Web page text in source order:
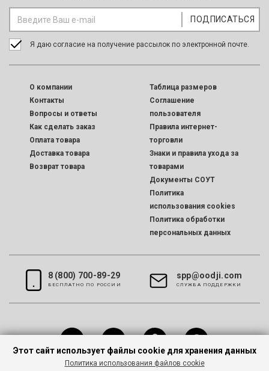
Я даю согласие на получение рассылок по электронной почте.
O компании
Контакты
Вопросы и ответы
Как сделать заказ
Оплата товара
Доставка товара
Возврат товара
Таблица размеров
Соглашение
пользователя
Правила интернет-
торговли
Знаки и правила ухода за
товарами
Документы СОУТ
Политика
использования cookies
Политика обработки
персональных данных
8 (800) 700-89-29
БЕСПЛАТНО ПО РОССИИ
spp@oodji.com
CЛУЖБА ПОДДЕРЖКИ
Этот сайт использует файлы cookie для хранения данных
Политика использования файлов cookie